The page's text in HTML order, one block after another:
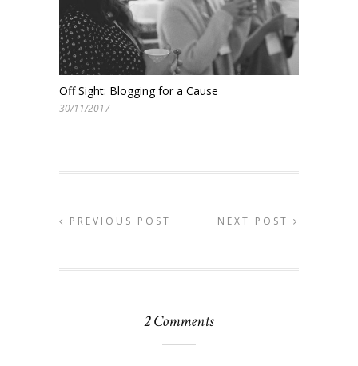
Off Sight: Blogging for a Cause
30/11/2017
PREVIOUS POST NEXT POST
2 Comments